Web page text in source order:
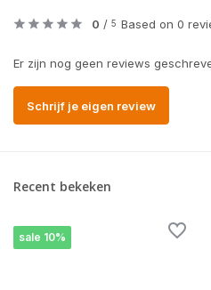
0 / 5 Based on 0
Er zijn nog geen reviews
Schrijf je eigen review
Recent bekeken
sale 10%